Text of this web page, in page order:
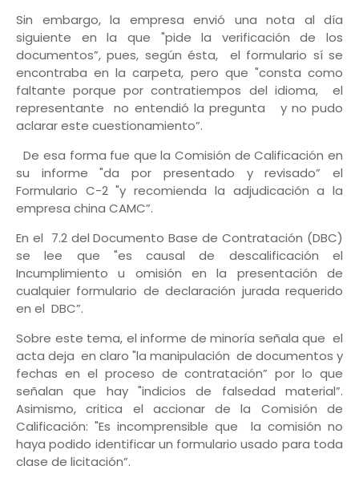
Sin embargo, la empresa envió una nota al día
siguiente en la que "pide la verificación de los
documentos”, pues, según ésta, el formulario sí se
encontraba en la carpeta, pero que "consta como
faltante porque por contratiempos del idioma, el
representante no entendió la pregunta y no pudo
aclarar este cuestionamiento”.
De esa forma fue que la Comisión de Calificación en
su informe "da por presentado y revisado” el
Formulario C-2 "y recomienda la adjudicación a la
empresa china CAMC”.
En el 7.2 del Documento Base de Contratación (DBC)
se lee que "es causal de descalificación el
Incumplimiento u omisión en la presentación de
cualquier formulario de declaración jurada requerido
en el DBC”.
Sobre este tema, el informe de minoría señala que el
acta deja en claro "la manipulación de documentos y
fechas en el proceso de contratación” por lo que
señalan que hay "indicios de falsedad material”.
Asimismo, critica el accionar de la Comisión de
Calificación: "Es incomprensible que la comisión no
haya podido identificar un formulario usado para toda
clase de licitación”.